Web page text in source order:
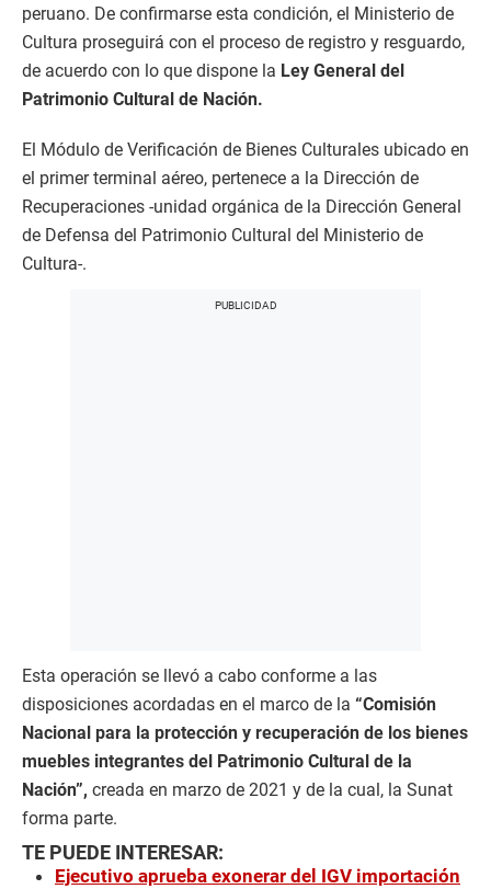
peruano. De confirmarse esta condición, el Ministerio de
Cultura proseguirá con el proceso de registro y resguardo,
de acuerdo con lo que dispone la Ley General del
Patrimonio Cultural de Nación.
El Módulo de Verificación de Bienes Culturales ubicado en
el primer terminal aéreo, pertenece a la Dirección de
Recuperaciones -unidad orgánica de la Dirección General
de Defensa del Patrimonio Cultural del Ministerio de
Cultura-.
Esta operación se llevó a cabo conforme a las
disposiciones acordadas en el marco de la “Comisión
Nacional para la protección y recuperación de los bienes
muebles integrantes del Patrimonio Cultural de la
Nación”, creada en marzo de 2021 y de la cual, la Sunat
forma parte.
TE PUEDE INTERESAR:
Ejecutivo aprueba exonerar del IGV importación